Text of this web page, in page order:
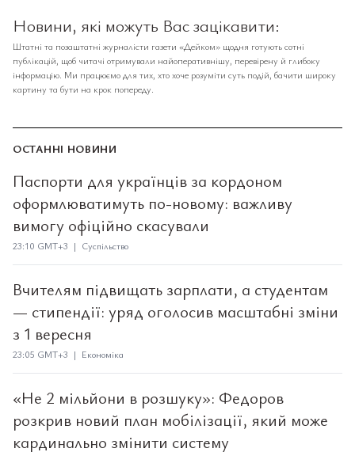
Новини, які можуть Вас зацікавити:
Штатні та позаштатні журналісти газети «Дейком» щодня готують сотні
публікацій, щоб читачі отримували найоперативнішу, перевірену й глибоку
інформацію. Ми працюємо для тих, хто хоче розуміти суть подій, бачити широку
картину та бути на крок попереду.
ОСТАННІ НОВИНИ
Паспорти для українців за кордоном
оформлюватимуть по-новому: важливу
вимогу офіційно скасували
23:10 GMT+3 | Суспільство
Вчителям підвищать зарплати, а студентам
— стипендії: уряд оголосив масштабні зміни
з 1 вересня
23:05 GMT+3 | Економіка
«Не 2 мільйони в розшуку»: Федоров
розкрив новий план мобілізації, який може
кардинально змінити систему